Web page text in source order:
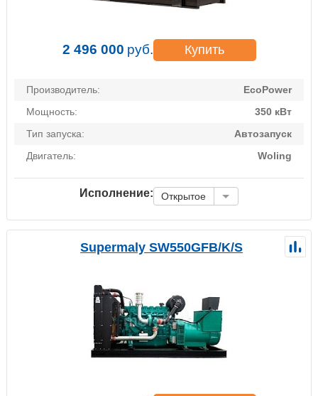
2 496 000 руб. Купить
Производитель:
EcoPower
Мощность:
350 кВт
Тип запуска:
Автозапуск
Двигатель:
Woling
Исполнение: Открытое
Supermaly SW550GFB/K/S